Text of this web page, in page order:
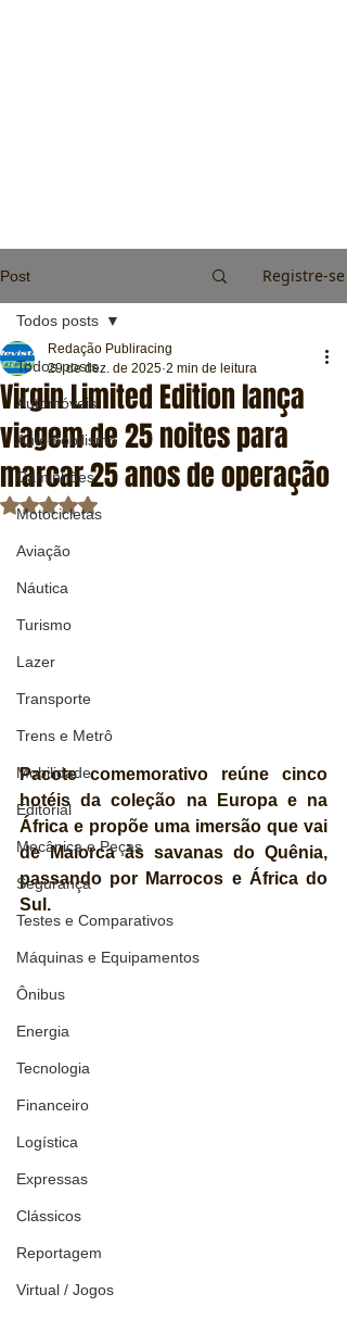
Post Registre-se
Todos posts
Automóveis
Automobilismo
Caminhões
Motocicletas
Aviação
Náutica
Turismo
Lazer
Transporte
Trens e Metrô
Mobilidade
Editorial
Mecânica e Peças
Segurança
Testes e Comparativos
Máquinas e Equipamentos
Ônibus
Energia
Tecnologia
Financeiro
Logística
Expressas
Clássicos
Reportagem
Virtual / Jogos
Todos posts
Virgin Limited Edition lança
viagem de 25 noites para
marcar 25 anos de operação
Redação Publiracing
29 de dez. de 2025 2 min de leitura
Avaliado com NaN de 5 estrelas.
Pacote comemorativo reúne cinco
hotéis da coleção na Europa e na
África e propõe uma imersão que vai
de Maiorca às savanas do Quênia,
passando por Marrocos e África do
Sul.